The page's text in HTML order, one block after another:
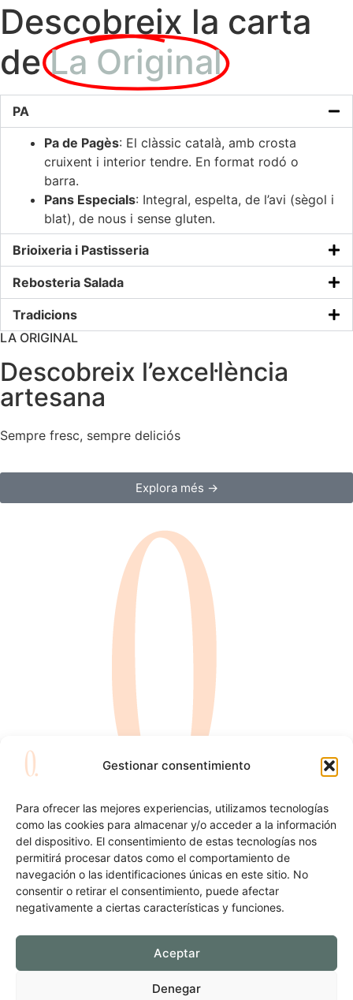
Gestionar consentimiento
Para ofrecer las mejores experiencias, utilizamos tecnologías
como las cookies para almacenar y/o acceder a la información
del dispositivo. El consentimiento de estas tecnologías nos
permitirá procesar datos como el comportamiento de
navegación o las identificaciones únicas en este sitio. No
consentir o retirar el consentimiento, puede afectar
negativamente a ciertas características y funciones.
Aceptar
Denegar
Descobreix la carta
deLa Original
PA
Pa de Pagès: El clàssic català, amb crosta
cruixent i interior tendre. En format rodó o
barra.
Pans Especials: Integral, espelta, de l’avi (sègol i
blat), de nous i sense gluten.
Brioixeria i Pastisseria
Rebosteria Salada
Tradicions
LA ORIGINAL
Descobreix l’excel·lència
artesana
Sempre fresc, sempre deliciós
Explora més →
Artesans sense remordiments
Fes la teva reserva o comanda
Descobreix el servei de càtering
Visita el blog de La Original
Ens pots trobar a…
Mos: c. Comtat d'Urgell, 6